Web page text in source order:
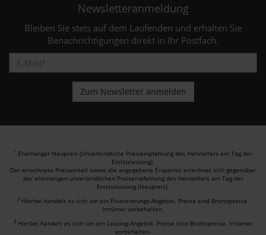
Newsletteranmeldung
Bleiben Sie stets auf dem Laufenden und erhalten Sie
Benachrichtigungen direkt in Ihr Postfach.
1 Ehemaliger Neupreis (Unverbindliche Preisempfehlung des Herstellers am Tag der
Erstzulassung).
Der errechnete Preisvorteil sowie die angegebene Ersparnis errechnet sich gegenüber
der ehemaligen unverbindlichen Preisempfehlung des Herstellers am Tag der
Erstzulassung (Neupreis).
2 Hierbei handelt es sich um ein Finanzierungs-Angebot. Preise sind Bruttopreise.
Irrtümer vorbehalten.
3 Hierbei handelt es sich um ein Leasing-Angebot. Preise sind Bruttopreise. Irrtümer
vorbehalten.